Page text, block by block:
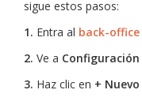
sigue estos pasos:
1. Entra al back-office
2. Ve a Configuración
3. Haz clic en + Nuevo